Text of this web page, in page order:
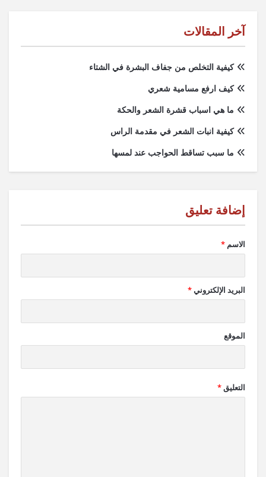
آخر المقالات
كيفية التخلص من جفاف البشرة في الشتاء
كيف ارفع مسامية شعري
ما هي اسباب قشرة الشعر والحكة
كيفية انبات الشعر في مقدمة الراس
ما سبب تساقط الحواجب عند لمسها
الاسم *
البريد الإلكتروني*
الموقع
التعليق*